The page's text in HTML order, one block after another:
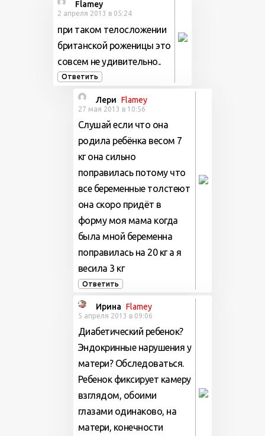
Flamey
2 апреля 2013 в 05:24
при таком телосложении
британской роженицы это
совсем не удивительно..
Ответить
Лери Flamey
27 мая 2013 в 10:56
Слушай если что она
родила ребёнка весом 7
кг она сильно
поправилась потому что
все беременные толстеют
она скоро придёт в
форму моя мама когда
была мной беременна
поправилась на 20 кг а я
весила 3 кг
Ответить
Ирина Flamey
5 апреля 2013 в 09:06
Диабетический ребенок?
Эндокринные нарушения у
матери? Обследоваться.
Ребенок фиксирует камеру
взглядом, обоими
глазами одинаково, на
матери, конечности